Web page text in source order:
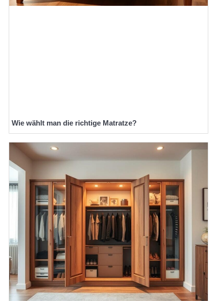
Wie wählt man die richtige Matratze?